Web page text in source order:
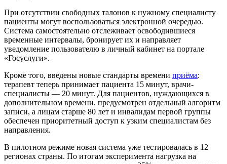
При отсутствии свободных талонов к нужному специалисту
пациенты могут воспользоваться электронной очередью.
Система самостоятельно отслеживает освободившиеся
временные интервалы, бронирует их и направляет
уведомление пользователю в личный кабинет на портале
«Госуслуги».
Кроме того, введены новые стандарты времени приёма:
терапевт теперь принимает пациента 15 минут, врачи-
специалисты — 20 минут. Для пациентов, нуждающихся в
дополнительном времени, предусмотрен отдельный алгоритм
записи, а лицам старше 80 лет и инвалидам первой группы
обеспечен приоритетный доступ к узким специалистам без
направления.
В пилотном режиме новая система уже тестировалась в 12
регионах страны. По итогам эксперимента нагрузка на